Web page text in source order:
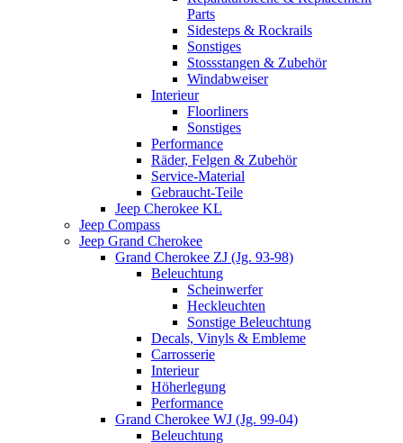
Parts
Sidesteps & Rockrails
Sonstiges
Stossstangen & Zubehör
Windabweiser
Interieur
Floorliners
Sonstiges
Performance
Räder, Felgen & Zubehör
Service-Material
Gebraucht-Teile
Jeep Cherokee KL
Jeep Compass
Jeep Grand Cherokee
Grand Cherokee ZJ (Jg. 93-98)
Beleuchtung
Scheinwerfer
Heckleuchten
Sonstige Beleuchtung
Decals, Vinyls & Embleme
Carrosserie
Interieur
Höherlegung
Performance
Grand Cherokee WJ (Jg. 99-04)
Beleuchtung